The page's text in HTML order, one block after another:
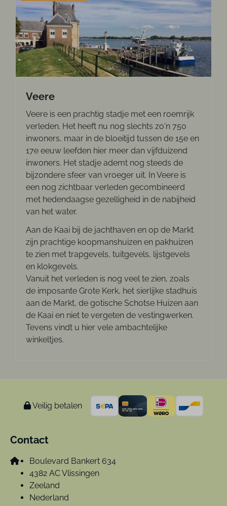
Veere
Veere is een prachtig stadje met een roemrijk
verleden. Het heeft nu nog slechts zo'n 750
inwoners, maar in de bloeitijd tussen de 15e en
17e eeuw leefden hier meer dan vijfduizend
inwoners. Het stadje ademt nog steeds de
bijzondere sfeer van vroeger uit. In Veere is
een nog zichtbaar verleden gecombineerd
met hedendaagse gezelligheid in de nabijheid
van het water.
Aan de Kaai bij de jachthaven en op de Markt
zijn prachtige koopmanshuizen en pakhuizen
te zien met trapgevels, tuitgevels, lijstgevels
en klokgevels.
Vanuit het verleden is nog veel te zien, zoals
de imposante Grote Kerk, het sierlijke stadhuis
aan de Markt, de gotische Schotse Huizen aan
de Kaai en niet te vergeten de vestingwerken.
Tevens vindt u hier vele ambachtelijke
winkeltjes.
Veilig betalen
Contact
Boulevard Bankert 634
4382 AC Vlissingen
Zeeland
Nederland